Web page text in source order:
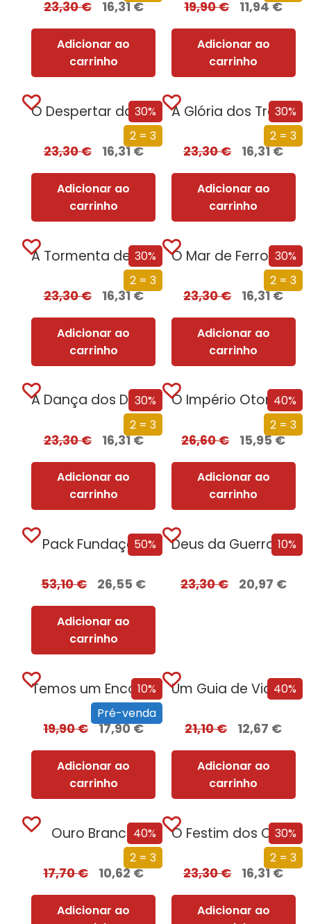
23,30€ 16,31€
Adicionar ao
carrinho
19,90€ 11,94€
Adicionar ao
carrinho
30%
2 = 3
O Despertar da Magia (Edição especial limitada)
23,30€ 16,31€
Adicionar ao
carrinho
30%
2 = 3
A Glória dos Traidores (Edição especial limitada)
23,30€ 16,31€
Adicionar ao
carrinho
30%
2 = 3
A Tormenta de Espadas (Edição especial limitada)
23,30€ 16,31€
Adicionar ao
carrinho
30%
2 = 3
O Mar de Ferro (Edição especial limitada)
23,30€ 16,31€
Adicionar ao
carrinho
30%
2 = 3
A Dança dos Dragões (Edição especial limitada)
23,30€ 16,31€
Adicionar ao
carrinho
40%
2 = 3
O Império Otomano e a Conquista da Europa
26,60€ 15,95€
Adicionar ao
carrinho
50%
Pack Fundação
53,10€ 26,55 €
Adicionar ao
carrinho
10%
Deus da Guerra Edição com EDGES
23,30€ 20,97 €
10%
Pré-venda
Temos um Encontro (Outra Vez) – Edição com EDGES
19,90€ 17,90€
Adicionar ao
carrinho
40%
Um Guia de Viagem Pela Idade Média
21,10€ 12,67 €
Adicionar ao
carrinho
40%
2 = 3
Ouro Branco
17,70€ 10,62€
Adicionar ao
30%
2 = 3
O Festim dos Corvos (Edição especial limitada)
23,30€ 16,31€
Adicionar ao